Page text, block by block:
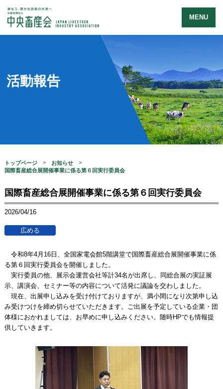
MENU
活動報告
トップページ
お知らせ
国際畜産総合展開催事業に係る第６回実行委員会
国際畜産総合展開催事業に係る第６回実行委員会
2026/04/16
令和8年4月16日、全国家電会館5階講堂で国際畜産総合展開催事業に係
る第６回実行委員会を開催しました。
実行委員の他、展示会運営会社等計34名が出席し、同総合展の実証展
示、講演会、セミナー等の内容について活発に議論を交わしました。
現在、出展申し込みを受け付けておりますが、満小間になり次第申し込
み受けつけを締め切らせていただきます。ご出展を予定している企業・団
体様におかれましては、お早めに申し込みください。随時HPでも情報提
供していきます。